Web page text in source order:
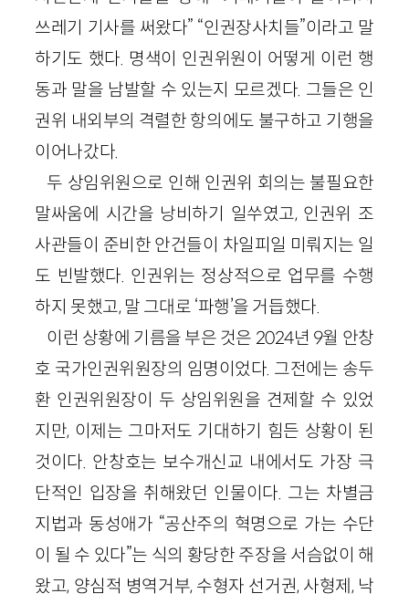
쓰레기 기사를 써왔다” “인권장사치들”이라고 말
하기도 했다. 명색이 인권위원이 어떻게 이런 행
동과 말을 남발할 수 있는지 모르겠다. 그들은 인
권위 내외부의 격렬한 항의에도 불구하고 기행을
이어나갔다.
두 상임위원으로 인해 인권위 회의는 불필요한
말싸움에 시간을 낭비하기 일쑤였고, 인권위 조
사관들이 준비한 안건들이 차일피일 미뤄지는 일
도 빈발했다. 인권위는 정상적으로 업무를 수행
하지 못했고, 말 그대로 ‘파행’을 거듭했다.
이런 상황에 기름을 부은 것은 2024년 9월 안창
호 국가인권위원장의 임명이었다. 그전에는 송두
환 인권위원장이 두 상임위원을 견제할 수 있었
지만, 이제는 그마저도 기대하기 힘든 상황이 된
것이다. 안창호는 보수개신교 내에서도 가장 극
단적인 입장을 취해왔던 인물이다. 그는 차별금
지법과 동성애가 “공산주의 혁명으로 가는 수단
이 될 수 있다”는 식의 황당한 주장을 서슴없이 해
왔고, 양심적 병역거부, 수형자 선거권, 사형제, 낙